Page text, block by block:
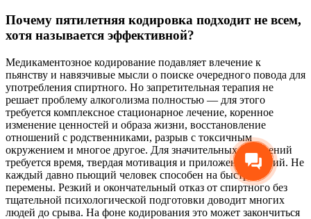
Почему пятилетняя кодировка подходит не всем,
хотя называется эффективной?
Медикаментозное кодирование подавляет влечение к
пьянству и навязчивые мысли о поиске очередного повода для
употребления спиртного. Но запретительная терапия не
решает проблему алкоголизма полностью — для этого
требуется комплексное стационарное лечение, коренное
изменение ценностей и образа жизни, восстановление
отношений с родственниками, разрыв с токсичным
окружением и многое другое. Для значительных изменений
требуется время, твердая мотивация и приложение усилий. Не
каждый давно пьющий человек способен на быстрые
перемены. Резкий и окончательный отказ от спиртного без
тщательной психологической подготовки доводит многих
людей до срыва. На фоне кодирования это может закончиться